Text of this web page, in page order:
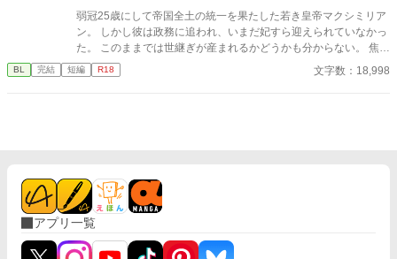
弱冠25歳にして帝国全土の統一を果たした若き皇帝マクシミリア
ン。 しかし彼は政務に追われ、いまだ妃すら迎えられていなかっ
た。 このままでは世継ぎが産まれるかどうかも分からない。 焦れ
た官僚たちに迫られ、マクシミリアンは世にも屈辱的な『検査』
を受けさせられることに――!?
BL 完結 短編 R18 文字数：18,998
アプリ一覧